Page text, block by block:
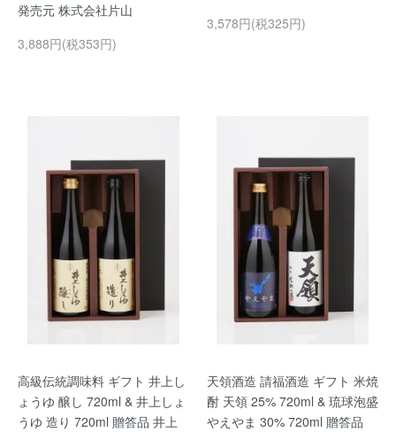
発売元 株式会社片山
3,888円(税353円)
3,578円(税325円)
高級伝統調味料 ギフト 井上し
ょうゆ 醸し 720ml & 井上しょ
うゆ 造り 720ml 贈答品 井上
天領酒造 請福酒造 ギフト 米焼
酎 天領 25% 720ml & 琉球泡盛
やえやま 30% 720ml 贈答品